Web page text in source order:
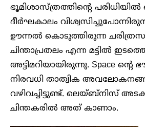
ഭൂമിശാസ്ത്രത്തിന്റെ പരിധിയിൽ
ദീർഘകാലം
ഊന്നൽ കൊടുത്തിരുന്ന
ചിന്താപ്രതലം എന്ന മട്ടിൽ
അട്ടിമറിയായിരുന്നു. Space ന്റെ
നിരവധി താത്വിക
വഴിവച്ചിട്ടുണ്ട്. ലെയ്ബ്നിസ്
ചിന്തകരിൽ അത് കാണാം.